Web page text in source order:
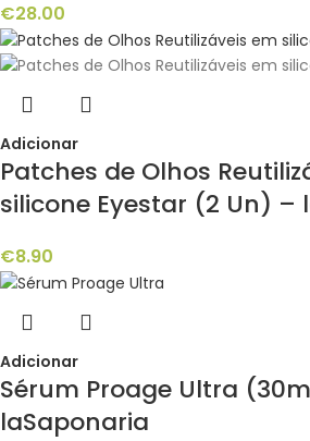
€28.00
Adicionar
Patches de Olhos
silicone Eyestar (2 Un) –
€8.90
Adicionar
Sérum Proage Ultra
laSaponaria